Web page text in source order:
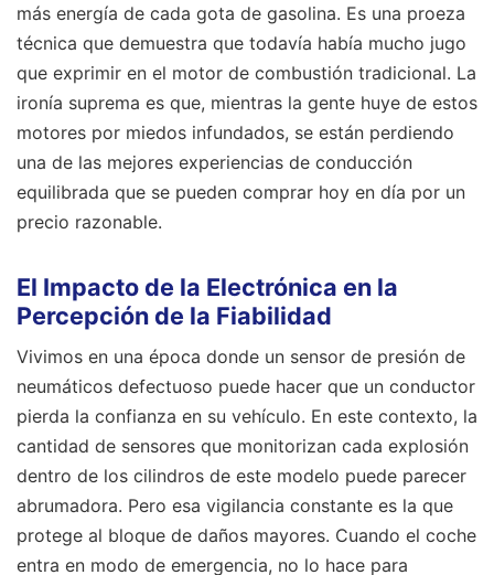
más energía de cada gota de gasolina. Es una proeza
técnica que demuestra que todavía había mucho jugo
que exprimir en el motor de combustión tradicional. La
ironía suprema es que, mientras la gente huye de estos
motores por miedos infundados, se están perdiendo
una de las mejores experiencias de conducción
equilibrada que se pueden comprar hoy en día por un
precio razonable.
El Impacto de la Electrónica en la
Percepción de la Fiabilidad
Vivimos en una época donde un sensor de presión de
neumáticos defectuoso puede hacer que un conductor
pierda la confianza en su vehículo. En este contexto, la
cantidad de sensores que monitorizan cada explosión
dentro de los cilindros de este modelo puede parecer
abrumadora. Pero esa vigilancia constante es la que
protege al bloque de daños mayores. Cuando el coche
entra en modo de emergencia, no lo hace para